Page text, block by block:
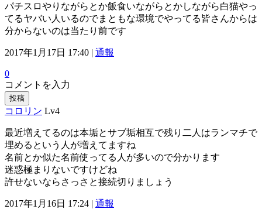
パチスロやりながらとか飯食いながらとかしながら白猫やっ
てるヤバい人いるのでまともな環境でやってる皆さんからは
分からないのは当たり前です
2017年1月17日 17:40 | 通報
0
コメントを入力
投稿
コロリン Lv4
最近増えてるのは本垢とサブ垢相互で残り二人はランマチで
埋めるという人が増えてますね
名前とか似た名前使ってる人が多いので分かります
迷惑極まりないですけどね
許せないならさっさと接続切りましょう
2017年1月16日 17:24 | 通報